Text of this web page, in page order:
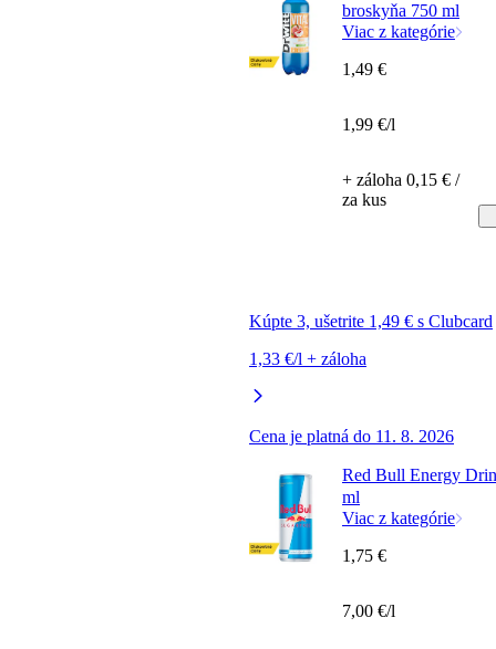
broskyňa 750 ml
Viac z kategórie
Kúpte 3, ušetrite 1,49 € s Clubcard
1,33 €/l + záloha
Cena je platná do 11. 8. 2026
1,49 €
1,99 €/l
+ záloha 0,15 € /
za kus
Red Bull Energy
ml
Viac z kategórie
1,75 €
7,00 €/l